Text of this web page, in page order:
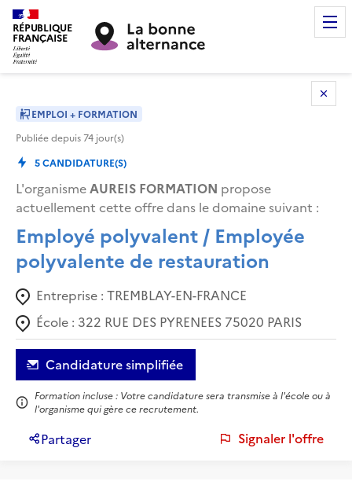
RÉPUBLIQUE
FRANÇAISE
EMPLOI + FORMATION
Publiée depuis74 jour(s)
5CANDIDATURE(S)
L'organismeAUREIS FORMATION propose
actuellement cette offre dans le domaine suivant :
Employé polyvalent / Employée
polyvalente de restauration
Entreprise : TREMBLAY-EN-FRANCE
École : 322 RUE DES PYRENEES 75020 PARIS
Candidature simplifiée
Formation incluse : Votre candidature sera transmise à l'école ou à
l'organisme qui gère ce recrutement.
Partager Signaler l'offre